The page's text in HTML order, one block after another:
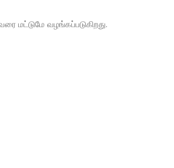
மட்டுமே வழங்கப்படுகிறது.